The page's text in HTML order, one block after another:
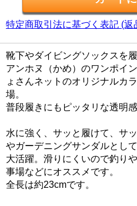
特定商取引法に基づく表記 (返
靴下やダイビングソックスを
アンホヌ（かめ）のワンポイ
ょさんネットのオリジナルカ
場。
普段履きにもピッタリな透明
水に強く、サッと履けて、サ
やガーデニングサンダルとし
大活躍。滑りにくいので釣り
事場などにオススメです。
全長は約23cmです。